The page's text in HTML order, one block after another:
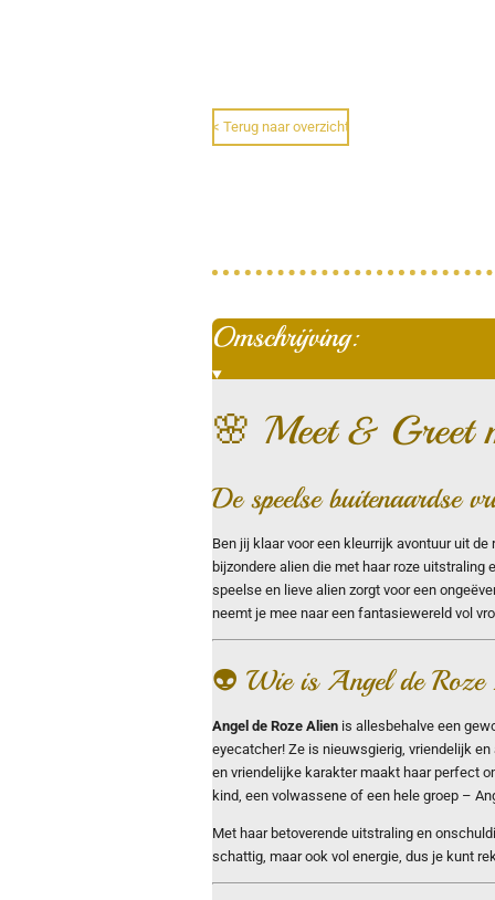
< Terug naar overzicht
Omschrijving:
🌸 Meet & Greet
De speelse buitenaardse
Ben jij klaar voor een kleurrijk avontuur uit
bijzondere alien die met haar roze uitstraling
speelse en lieve alien zorgt voor een
neemt je mee naar een fantasiewereld vol
👽 Wie is Angel de
Angel de Roze Alien is allesbehalve een
eyecatcher! Ze is nieuwsgierig, vriendelijk
en vriendelijke karakter maakt haar perfect
kind, een volwassene of een hele groep –
Met haar betoverende uitstraling en
schattig, maar ook vol energie, dus je kunt